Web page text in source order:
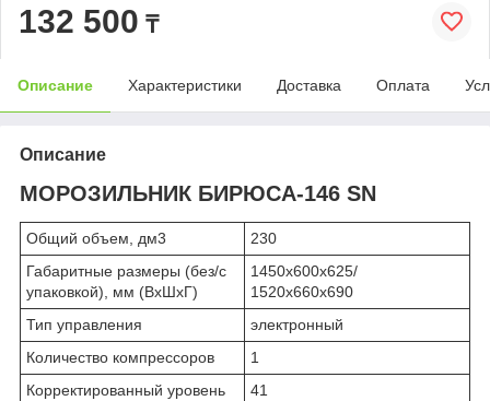
132 500 ₸
Описание Характеристики Доставка Оплата
Описание
МОРОЗИЛЬНИК БИРЮСА-146 SN
Общий объем, дм3
230
Габаритные размеры (без/с
упаковкой), мм (ВхШхГ)
1450х600х625/
1520х660х690
Тип управления
электронный
Количество компрессоров
1
Корректированный уровень
41